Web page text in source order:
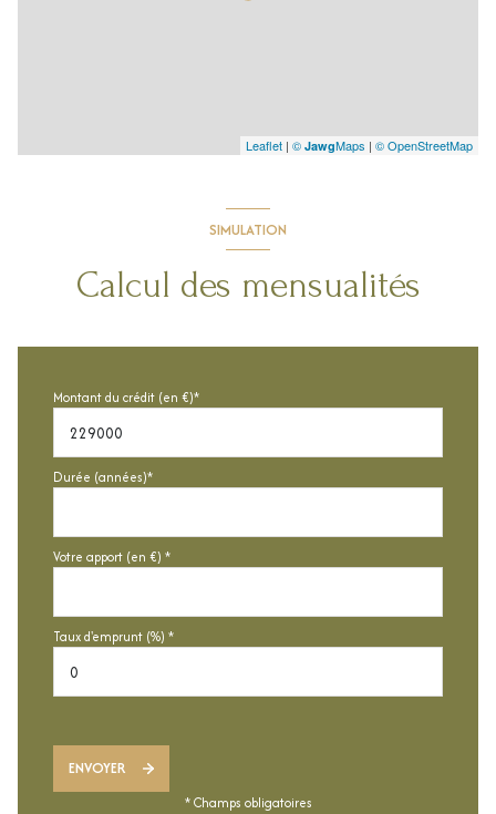
Leaflet | © JawgMaps | © OpenStreetMap
SIMULATION
Calcul des mensualités
Montant du crédit (en €)*
Durée (années)*
Votre apport (en €) *
Taux d'emprunt (%) *
ENVOYER
* Champs obligatoires